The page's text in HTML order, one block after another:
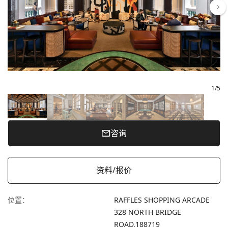
1/5
咨询
资料/报价
位置：
RAFFLES SHOPPING ARCADE
328 NORTH BRIDGE
ROAD,188719